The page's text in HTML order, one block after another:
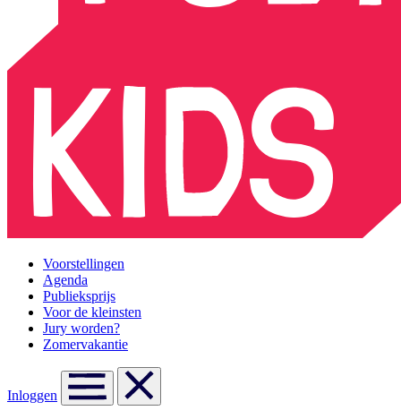
Voorstellingen
Agenda
Publieksprijs
Voor de kleinsten
Jury worden?
Zomervakantie
Inloggen